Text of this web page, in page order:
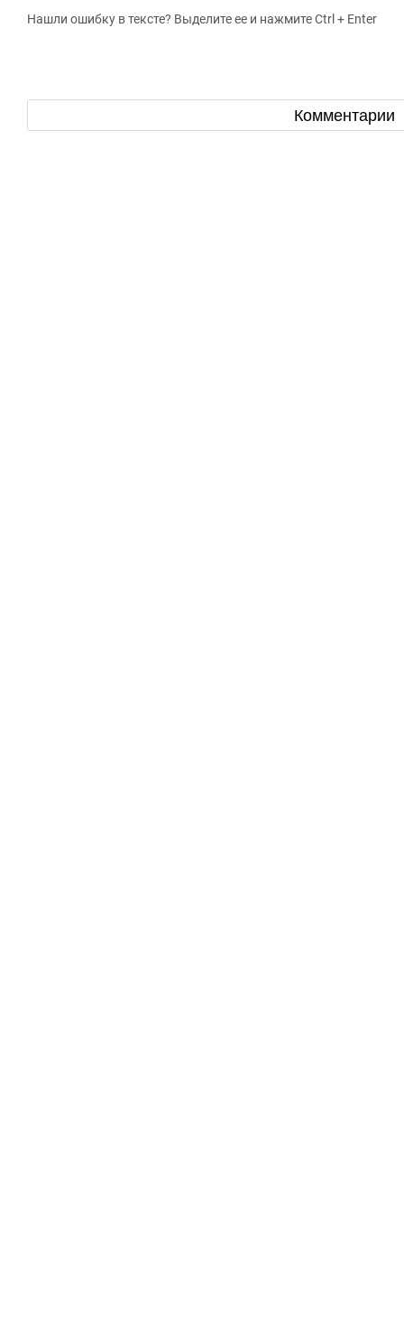
Нашли ошибку в тексте? Выделите ее и нажмите Ctrl + Enter
Комментарии